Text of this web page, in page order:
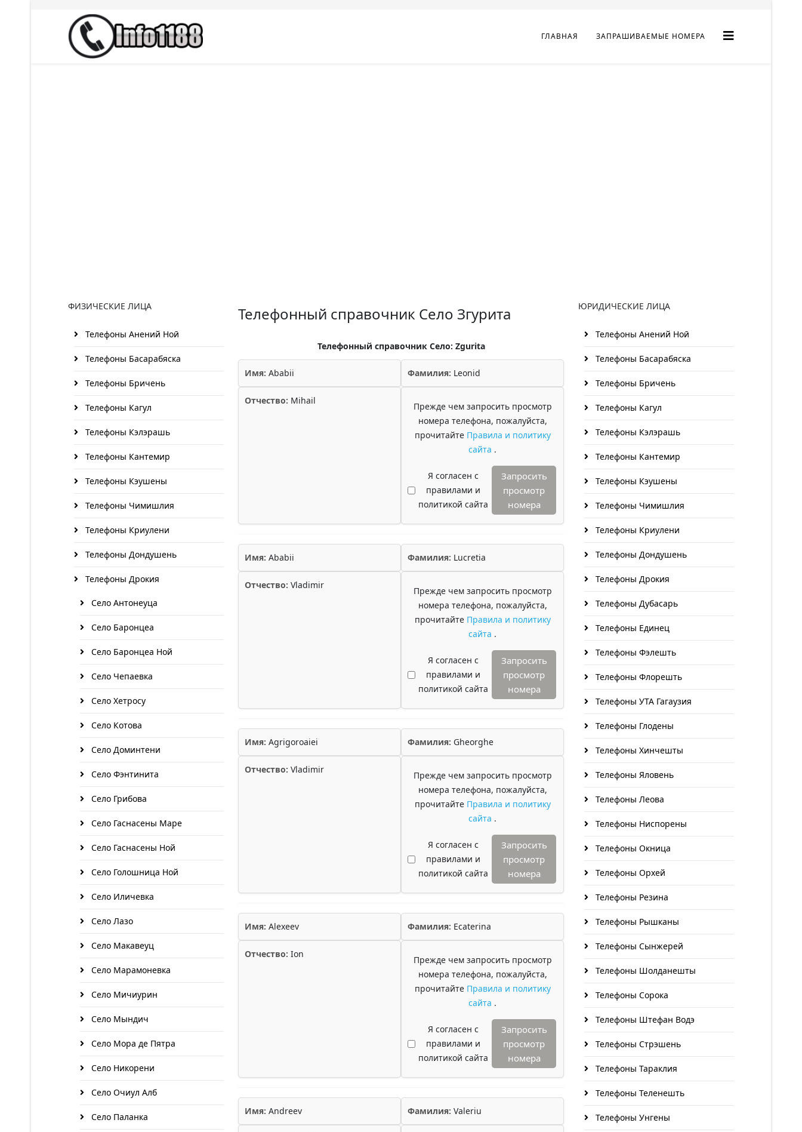
ГЛАВНАЯ ЗАПРАШИВАЕМЫЕ НОМЕРА
ФИЗИЧЕСКИЕ ЛИЦА
Телефоны Анений Ноӣ
Телефоны Басарабяска
Телефоны Бричень
Телефоны Кагул
Телефоны Кэлэрашь
Телефоны Кантемир
Телефоны Кэушены
Телефоны Чимишлия
Телефоны Криулени
Телефоны Дондушень
Телефоны Дрокия
Село Антонеуца
Село Баронцеа
Село Баронцеа Ной
Село Чепаевка
Село Хетросу
Село Котова
Село Доминтени
Село Фэнтинита
Село Грибова
Село Гаснасены Маре
Село Гаснасены Ной
Село Голошница Ной
Село Иличевка
Село Лазо
Село Макавеуц
Село Марамоневка
Село Мичиурин
Село Мындич
Село Мора де Пятра
Село Никорени
Село Очиул Алб
Село Паланка
Телефонный справочник Село Згурита
Телефонный справочник Село: Zgurita
Имя: Ababii Фамилия: Leonid
Отчество: Mihail
Прежде чем запросить просмотр
номера телефона, пожалуйста,
прочитайте Правила и политику
сайта .
Я согласен с
правилами и
политикой сайта
Запросить
просмотр
номера
Имя: Ababii Фамилия: Lucretia
Отчество: Vladimir
Прежде чем запросить просмотр
номера телефона, пожалуйста,
прочитайте Правила и политику
сайта .
Я согласен с
правилами и
политикой сайта
Запросить
просмотр
номера
Имя: Agrigoroaiei Фамилия: Gheorghe
Отчество: Vladimir
Прежде чем запросить просмотр
номера телефона, пожалуйста,
прочитайте Правила и политику
сайта .
Я согласен с
правилами и
политикой сайта
Запросить
просмотр
номера
Имя: Alexeev Фамилия: Ecaterina
Отчество: Ion
Прежде чем запросить просмотр
номера телефона, пожалуйста,
прочитайте Правила и политику
сайта .
Я согласен с
правилами и
политикой сайта
Запросить
просмотр
номера
Имя: Andreev Фамилия: Valeriu
ЮРИДИЧЕСКИЕ ЛИЦА
Телефоны Анений Ноӣ
Телефоны Басарабяска
Телефоны Бричень
Телефоны Кагул
Телефоны Кэлэрашь
Телефоны Кантемир
Телефоны Кэушены
Телефоны Чимишлия
Телефоны Криулени
Телефоны Дондушень
Телефоны Дрокия
Телефоны Дубасарь
Телефоны Единец
Телефоны Фэлешть
Телефоны Флорешть
Телефоны УТА Гагаузия
Телефоны Глодены
Телефоны Хинчешты
Телефоны Яловень
Телефоны Леова
Телефоны Ниспорены
Телефоны Окница
Телефоны Орхей
Телефоны Резина
Телефоны Рышканы
Телефоны Сынжерей
Телефоны Шолданешты
Телефоны Сорока
Телефоны Штефан Водэ
Телефоны Стрэшень
Телефоны Тараклия
Телефоны Теленешть
Телефоны Унгены